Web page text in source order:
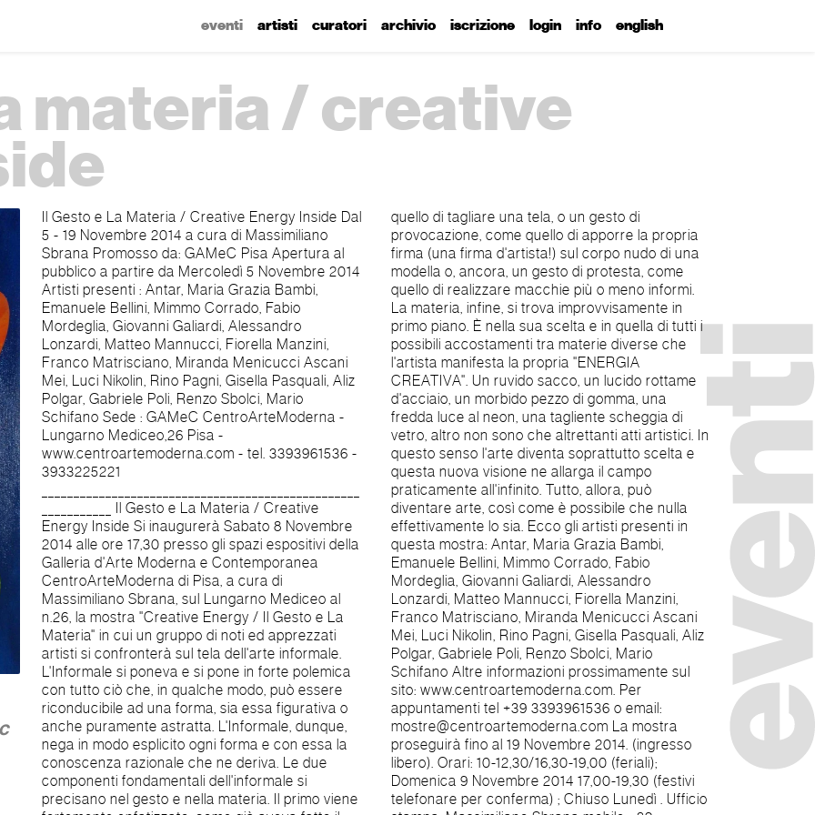
eventi artisti curatori archivio iscrizione login info english
materia / creative
Il Gesto e La Materia / Creative Energy Inside Dal
5 - 19 Novembre 2014 a cura di Massimiliano
Sbrana Promosso da: GAMeC Pisa Apertura al
pubblico a partire da Mercoledì 5 Novembre 2014
Artisti presenti : Antar, Maria Grazia Bambi,
Emanuele Bellini, Mimmo Corrado, Fabio
Mordeglia, Giovanni Galiardi, Alessandro
Lonzardi, Matteo Mannucci, Fiorella Manzini,
Franco Matrisciano, Miranda Menicucci Ascani
Mei, Luci Nikolin, Rino Pagni, Gisella Pasquali, Aliz
Polgar, Gabriele Poli, Renzo Sbolci, Mario
Schifano Sede : GAMeC CentroArteModerna -
Lungarno Mediceo,26 Pisa -
www.centroartemoderna.com - tel. 3393961536 -
3933225221
Energy Inside Si inaugurerà Sabato 8 Novembre
2014 alle ore 17,30 presso gli spazi espositivi della
Galleria d'Arte Moderna e Contemporanea
CentroArteModerna di Pisa, a cura di
Massimiliano Sbrana, sul Lungarno Mediceo al
n.26, la mostra "Creative Energy / Il Gesto e La
Materia" in cui un gruppo di noti ed apprezzati
artisti si confronterà sul tela dell'arte informale.
L'Informale si poneva e si pone in forte polemica
con tutto ciò che, in qualche modo, può essere
riconducibile ad una forma, sia essa figurativa o
anche puramente astratta. L'Informale, dunque,
nega in modo esplicito ogni forma e con essa la
conoscenza razionale che ne deriva. Le due
componenti fondamentali dell'informale si
precisano nel gesto e nella materia. Il primo viene
quello di tagliare una tela, o un gesto di
provocazione, come quello di apporre la propria
firma (una firma d'artista!) sul corpo nudo di una
modella o, ancora, un gesto di protesta, come
quello di realizzare macchie più o meno informi.
La materia, infine, si trova improvvisamente in
primo piano. È nella sua scelta e in quella di tutti i
possibili accostamenti tra materie diverse che
l'artista manifesta la propria "ENERGIA
CREATIVA". Un ruvido sacco, un lucido rottame
d'acciaio, un morbido pezzo di gomma, una
fredda luce al neon, una tagliente scheggia di
vetro, altro non sono che altrettanti atti artistici. In
questo senso l'arte diventa soprattutto scelta e
questa nuova visione ne allarga il campo
effettivamente lo sia. Ecco gli artisti presenti in
questa mostra: Antar, Maria Grazia Bambi,
Emanuele Bellini, Mimmo Corrado, Fabio
Mordeglia, Giovanni Galiardi, Alessandro
Lonzardi, Matteo Mannucci, Fiorella Manzini,
Franco Matrisciano, Miranda Menicucci Ascani
Mei, Luci Nikolin, Rino Pagni, Gisella Pasquali, Aliz
Polgar, Gabriele Poli, Renzo Sbolci, Mario
Schifano Altre informazioni prossimamente sul
sito: www.centroartemoderna.com. Per
appuntamenti tel +39 3393961536 o email:
mostre@centroartemoderna.com La mostra
proseguirà fino al 19 Novembre 2014. (ingresso
libero). Orari: 10-12,30/16,30-19,00 (feriali);
Domenica 9 Novembre 2014 17,00-19,30 (festivi
telefonare per conferma) ; Chiuso Lunedì . Ufficio